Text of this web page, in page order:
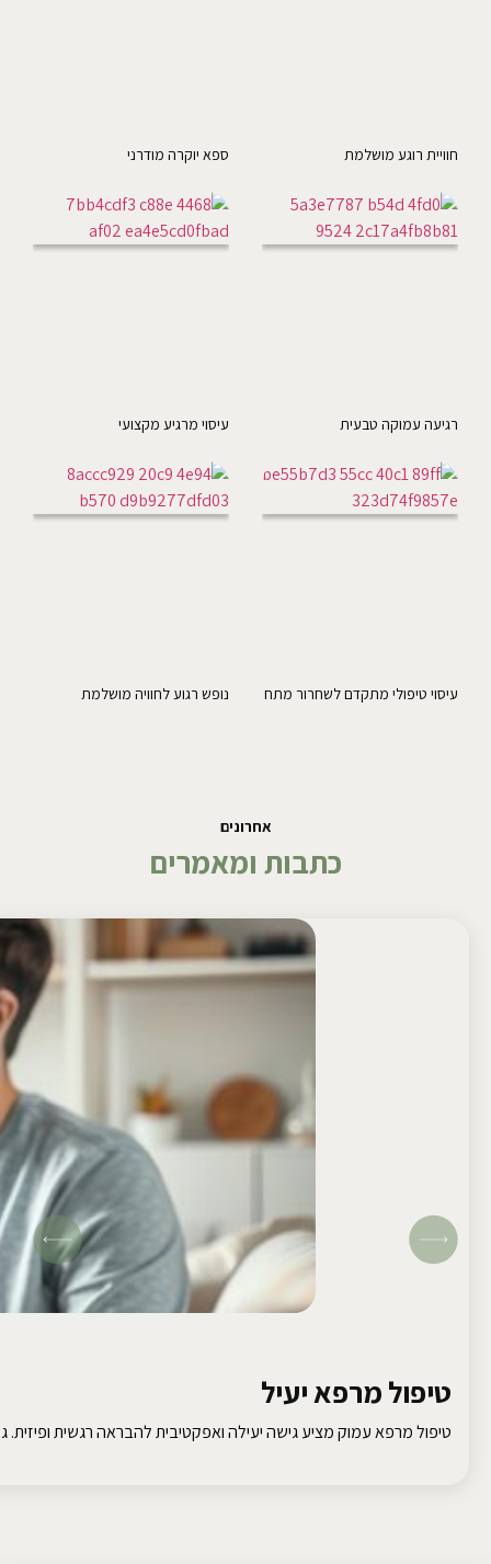
חוויית רוגע מושלמת ספא יוקרה מודרני
רגיעה עמוקה טבעית עיסוי מרגיע מקצועי
עיסוי טיפולי מתקדם לשחרור מתח נופש רגוע לחוויה מושלמת
אחרונים
כתבות ומאמרים
טיפול מרפא יעיל
טיפול מרפא עמוק מציע גישה יעילה ואפקטיבית להבראה רגשית ופיזית.